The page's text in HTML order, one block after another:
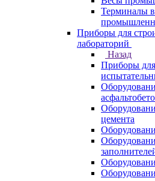
Терминалы
Приборы для
лабораторий
Назад
Приборы
цемента